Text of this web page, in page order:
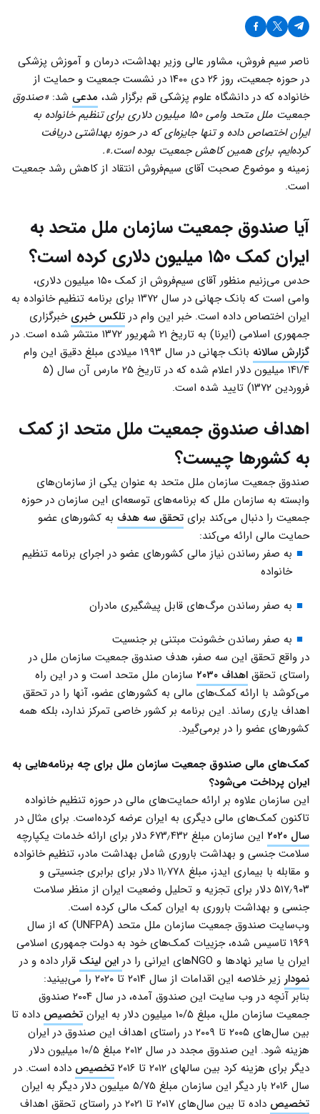
ناصر سیم فروش، مشاور عالی وزیر بهداشت، درمان و آموزش پزشکی
در حوزه جمعیت، روز ۲۶ دی ۱۴۰۰ در نشست جمعیت و حمایت از
خانواده که در دانشگاه علوم پزشکی قم برگزار شد، مدعی شد: «صندوق
جمعیت ملل متحد وامی ۱۵۰ میلیون دلاری برای تنظیم خانواده به
ایران اختصاص داده و تنها جایزه‌ای که در حوزه بهداشتی دریافت
کرده‌ایم، برای همین کاهش جمعیت بوده است.».
زمینه و موضوع صحبت آقای سیم‌فروش انتقاد از کاهش رشد جمعیت
است.
آیا صندوق جمعیت سازمان ملل متحد به
ایران کمک ۱۵۰ میلیون دلاری کرده است؟
حدس می‌زنیم منظور آقای سیم‌فروش از کمک ۱۵۰ میلیون دلاری،
وامی است که بانک جهانی در سال ۱۳۷۲ برای برنامه تنظیم خانواده به
ایران اختصاص داده است. خبر این وام در تلکس خبری خبرگزاری
جمهوری اسلامی (ایرنا) به تاریخ ۲۱ شهریور ۱۳۷۲ منتشر شده است. در
گزارش سالانه
بانک جهانی در سال ۱۹۹۳ میلادی مبلغ دقیق این وام
۱۴۱/۴ میلیون دلار اعلام شده که در تاریخ ۲۵ مارس آن سال (۵
فروردین ۱۳۷۲) تایید شده است.
اهداف صندوق جمعیت ملل متحد از کمک
به کشورها چیست؟
صندوق جمعیت سازمان ملل متحد به عنوان یکی از سازمان‌های
وابسته به سازمان ملل که برنامه‌های توسعه‌ای این سازمان در حوزه
جمعیت را دنبال می‌کند برای تحقق سه هدف به کشورهای عضو
حمایت مالی ارائه می‌کند:
به صفر رساندن نیاز مالی کشورهای عضو در اجرای برنامه تنظیم
خانواده
به صفر رساندن مرگ‌های قابل پیشگیری مادران
به صفر رساندن خشونت مبتنی بر جنسیت
در واقع تحقق این سه صفر، هدف صندوق جمعیت سازمان ملل در
راستای تحقق اهداف ۲۰۳۰
سازمان ملل متحد است و در این راه
می‌کوشد با ارائه کمک‌های مالی به کشورهای عضو، آنها را در تحقق
اهداف یاری رساند. این برنامه بر کشور خاصی تمرکز ندارد، بلکه همه
کشورهای عضو را در برمی‌گیرد.
کمک‌های مالی صندوق جمعیت سازمان ملل برای چه برنامه‌هایی به
ایران پرداخت می‌شود؟
این سازمان علاوه بر ارائه حمایت‌های مالی در حوزه تنظیم خانواده
تاکنون کمک‌های مالی دیگری به ایران عرضه کرده‌است. برای مثال در
سال ۲۰۲۰
این سازمان مبلغ ۶۷۳٫۴۳۲ دلار برای ارائه خدمات یکپارچه
سلامت جنسی و بهداشت باروری شامل بهداشت مادر، تنظیم خانواده
و مقابله با بیماری ایدز، مبلغ ۱۱٫۷۷۸ دلار برای برابری جنسیتی و
۵۱۷٫۹۰۳ دلار برای تجزیه و تحلیل وضعیت ایران از منظر سلامت
جنسی و بهداشت باروری به ایران کمک مالی کرده است.
وب‌سایت صندوق جمعیت سازمان ملل متحد (UNFPA) که از سال
۱۹۶۹ تاسیس شده، جزییات کمک‌های خود به دولت جمهوری اسلامی
ایران یا سایر نهادها و NGO‌های ایرانی را در
این لینک قرار داده و در
نمودار زیر خلاصه این اقدامات از سال ۲۰۱۴ تا ۲۰۲۰ را می‌بینید:
بنابر آنچه در وب سایت این صندوق آمده، در سال ۲۰۰۴ صندوق
جمعیت سازمان ملل، مبلغ ۱۰/۵ میلیون دلار به ایران
تخصیص داده تا
بین سال‌های ۲۰۰۵ تا ۲۰۰۹ در راستای اهداف این صندوق در ایران
هزینه شود. این صندوق مجدد در سال ۲۰۱۲ مبلغ ۱۰/۵ میلیون دلار
دیگر برای هزینه کرد بین سالهای ۲۰۱۲ تا ۲۰۱۶
تخصیص داده است. در
سال ۲۰۱۶ بار دیگر این سازمان مبلغ ۵/۷۵ میلیون دلار دیگر به ایران
تخصیص
داده تا بین سال‌های ۲۰۱۷ تا ۲۰۲۱ در راستای تحقق اهداف